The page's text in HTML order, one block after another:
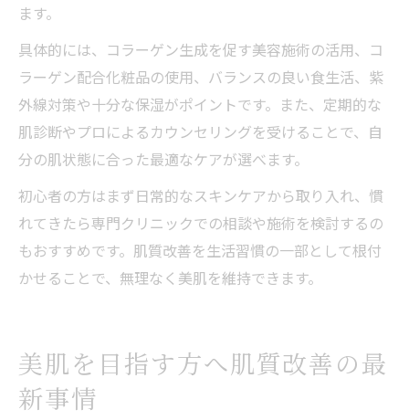
ます。
具体的には、コラーゲン生成を促す美容施術の活用、コ
ラーゲン配合化粧品の使用、バランスの良い食生活、紫
外線対策や十分な保湿がポイントです。また、定期的な
肌診断やプロによるカウンセリングを受けることで、自
分の肌状態に合った最適なケアが選べます。
初心者の方はまず日常的なスキンケアから取り入れ、慣
れてきたら専門クリニックでの相談や施術を検討するの
もおすすめです。肌質改善を生活習慣の一部として根付
かせることで、無理なく美肌を維持できます。
美肌を目指す方へ肌質改善の最
新事情